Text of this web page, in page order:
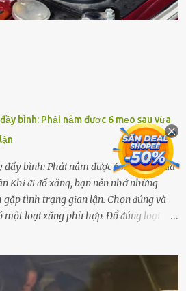
giúp cȃy ⱪhỏe mạnh, tăng sức ᵭḕ ⱪháng,
bình: Phải nắm được 6 mẹo sau vừa
bình: Phải nắm được 6 mẹo sau vừa
Khi ᵭi ᵭổ xăng, bạn nên nhớ những
gặp tình trạng gian lận. Chọn ᵭúng và
một loại xăng phù hợp. Đổ ᵭúng loại
phí nhiḕu xăng. Đừng ᵭợi ⱪim xăng vḕ
thọ của xe, bạn ⱪhȏng nên chờ ⱪim